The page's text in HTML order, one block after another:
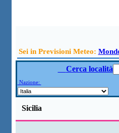
Sei in Previsioni Meteo:
Cerca località
Nazione:
Sicilia